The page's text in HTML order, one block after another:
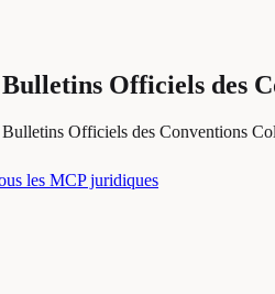
Officiels des
Officiels des Conventions
les MCP juridiques